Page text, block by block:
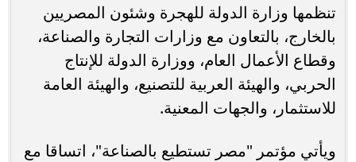
تنظمها وزارة الدولة للهجرة وشئون المصريين
بالخارج، بالتعاون مع وزارات التجارة والصناعة،
وقطاع الأعمال العام، ووزارة الدولة للإنتاج
الحربي، والهيئة العربية للتصنيع، والهيئة العامة
للاستثمار، والجهات المعنية.
ويأتي مؤتمر "مصر تستطيع بالصناعة"، اتساقا مع